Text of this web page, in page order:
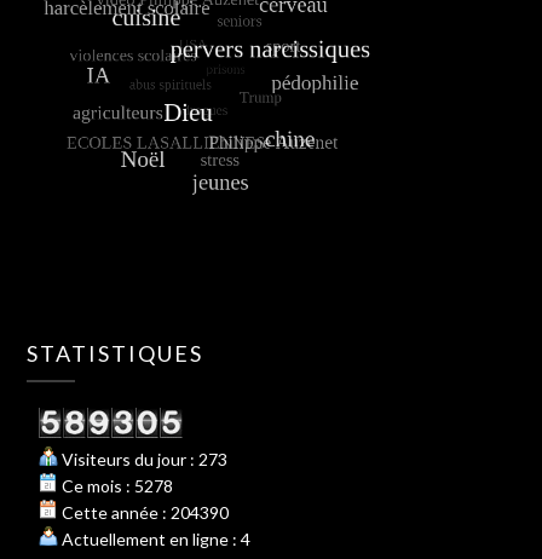
STATISTIQUES
Visiteurs du jour : 273
Ce mois : 5278
Cette année : 204390
Actuellement en ligne : 4